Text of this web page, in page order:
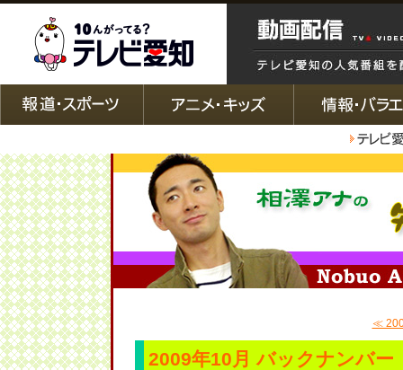
≪
2009年10月 バックナンバー